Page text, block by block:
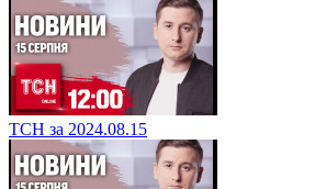
ТСН за 2024.08.15